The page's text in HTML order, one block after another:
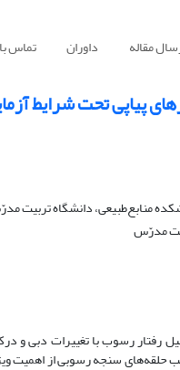
مقاله داوران تماس
پیاپی تحت شرایط
منابع‌طبیعی، دانشگاه تربیت
مدرّس
رفتار رسوب با تغییرات دبی و
سنجه رسوبی از اهمیت